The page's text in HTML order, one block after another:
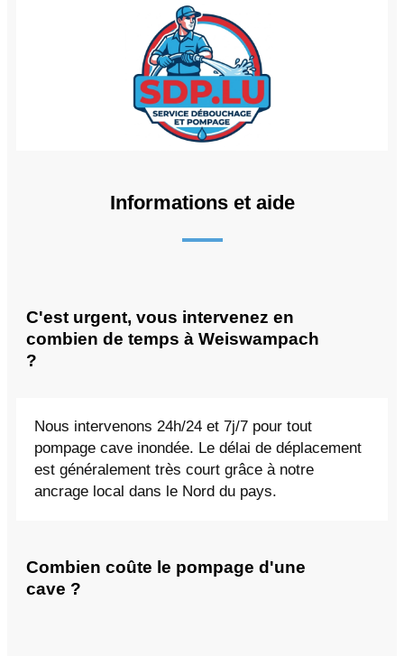
Informations et aide
C'est urgent, vous intervenez en
combien de temps à Weiswampach
?
Nous intervenons 24h/24 et 7j/7 pour tout
pompage cave inondée. Le délai de déplacement
est généralement très court grâce à notre
ancrage local dans le Nord du pays.
Combien coûte le pompage d'une
cave ?